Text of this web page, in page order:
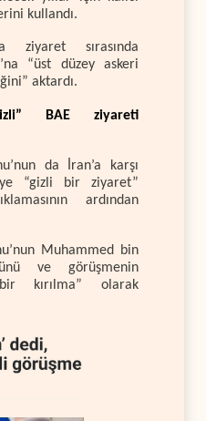
kullandı.
ziyaret sırasında
“üst düzey askeri
aktardı.
BAE ziyareti
da İran’a karşı
“gizli bir ziyaret”
ardından
Muhammed bin
ve görüşmenin
kırılma” olarak